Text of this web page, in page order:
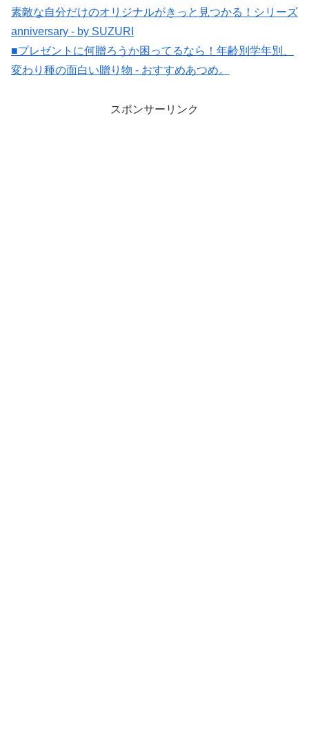
素敵な自分だけのオリジナルがきっと見つかる！シリーズ
anniversary - by SUZURI
■プレゼントに何贈ろうか困ってるなら！年齢別学年別、
変わり種の面白い贈り物 - おすすめあつめ。
スポンサーリンク